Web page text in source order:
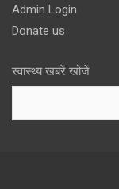
Admin Login
Donate us
स्वास्थ्य खबरें खोजें